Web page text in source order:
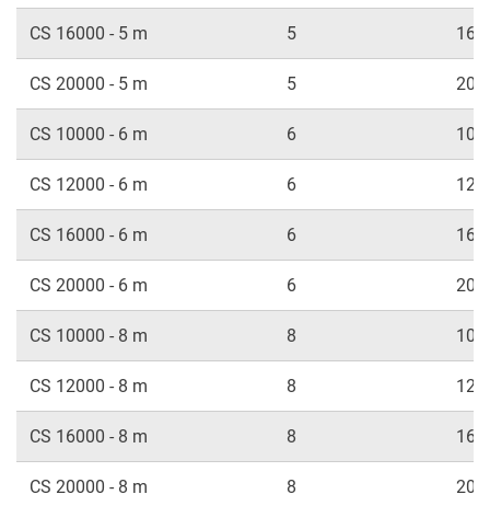
CS 16000 - 5 m 5
CS 20000 - 5 m 5
CS 10000 - 6 m 6
CS 12000 - 6 m 6
CS 16000 - 6 m 6
CS 20000 - 6 m 6
CS 10000 - 8 m 8
CS 12000 - 8 m 8
CS 16000 - 8 m 8
CS 20000 - 8 m 8